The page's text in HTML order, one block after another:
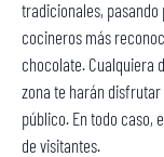
tradicionales, pasando
cocineros más
chocolate. Cualquiera
zona te harán
público. En todo caso,
de visitantes.